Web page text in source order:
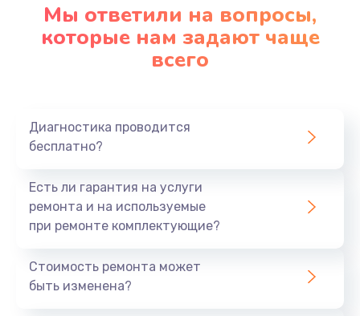
Мы ответили на вопросы,
которые нам задают чаще
всего
Диагностика проводится
бесплатно?
Есть ли гарантия на услуги
ремонта и на используемые
при ремонте комплектующие?
Стоимость ремонта может
быть изменена?